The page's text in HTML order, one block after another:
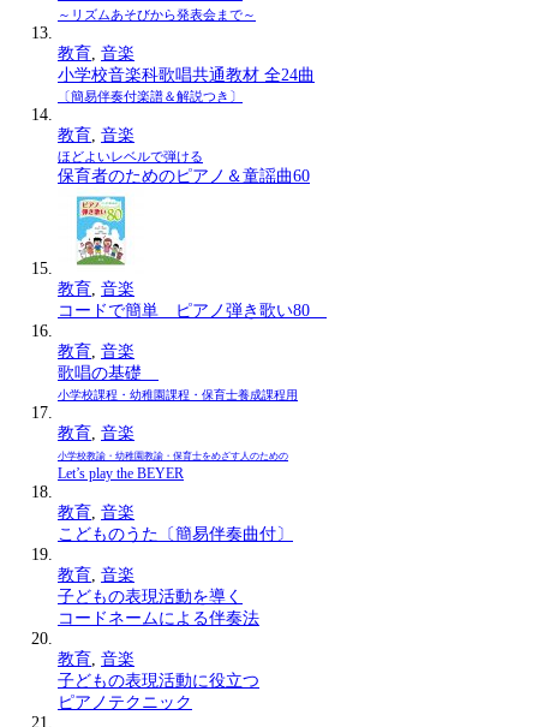
～リズムあそびから発表会まで～
教育 音楽
小学校音楽科歌唱共通教材 全24曲
〔簡易伴奏付楽譜＆解説つき〕
教育 音楽
ほどよいレベルで弾ける
保育者のためのピアノ＆童謡曲60
教育 音楽
コードで簡単 ピアノ弾き歌い80
教育 音楽
歌唱の基礎
小学校課程・幼稚園課程・保育士養成課程用
教育 音楽
小学校教諭・幼稚園教諭・保育士をめざす人のための
Let’s play the BEYER
教育 音楽
こどものうた〔簡易伴奏曲付〕
教育 音楽
子どもの表現活動を導く
コードネームによる伴奏法
教育 音楽
子どもの表現活動に役立つ
ピアノテクニック